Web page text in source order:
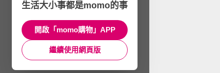
生活大小事都是momo的事
開啟「momo購物」APP
繼續使用網頁版